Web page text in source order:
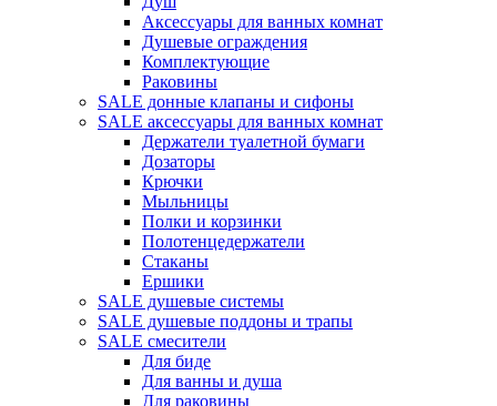
Аксессуары для ванных комнат
Душевые ограждения
Комплектующие
Раковины
SALE донные клапаны и сифоны
SALE аксессуары для ванных комнат
Держатели туалетной бумаги
Дозаторы
Крючки
Мыльницы
Полки и корзинки
Полотенцедержатели
Стаканы
Ершики
SALE душевые системы
SALE душевые поддоны и трапы
SALE смесители
Для биде
Для ванны и душа
Для раковины